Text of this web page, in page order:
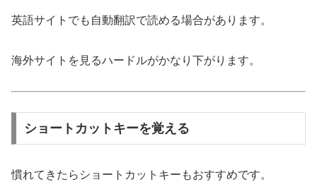
英語サイトでも自動翻訳で読める場合があります。
海外サイトを見るハードルがかなり下がります。
ショートカットキーを覚える
慣れてきたらショートカットキーもおすすめです。